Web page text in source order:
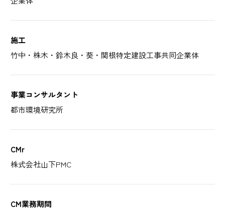
施工
竹中・株木・鈴木良・葵・関根特定建設工事共同企業体
事業コンサルタント
都市環境研究所
CMr
株式会社山下PMC
CM業務期間